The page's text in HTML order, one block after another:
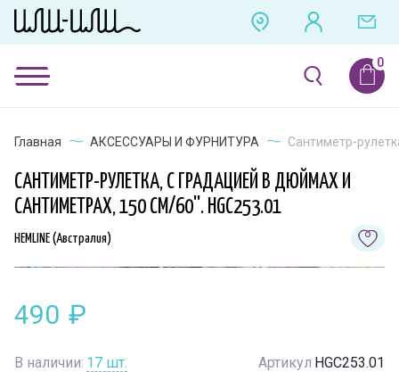
Главная АКСЕССУАРЫ И ФУРНИТУРА Сантиметр-
САНТИМЕТР-РУЛЕТКА, С ГРАДАЦИЕЙ В ДЮЙМАХ И
САНТИМЕТРАХ, 150 СМ/60''. HGC253.01
HEMLINE (Австралия)
490 ₽
В наличии: 17 шт. Артикул HGC253.01